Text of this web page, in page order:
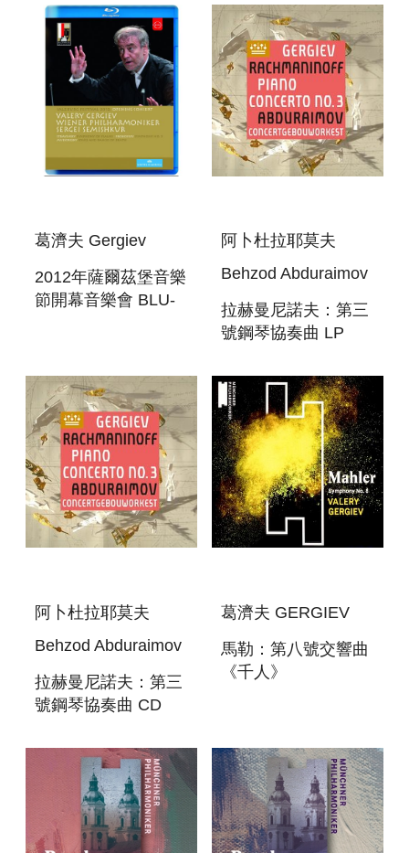
葛濟夫 Gergiev
2012年薩爾茲堡音樂
節開幕音樂會 BLU-
FESTSPIELE 2012 -
BLURAY
阿卜杜拉耶莫夫
Behzod Abduraimov
拉赫曼尼諾夫：第三
號鋼琴協奏曲 LP
CONCERTO NO. 3
LP
阿卜杜拉耶莫夫
Behzod Abduraimov
拉赫曼尼諾夫：第三
號鋼琴協奏曲 CD
CONCERTO NO. 3
葛濟夫 GERGIEV
馬勒：第八號交響曲
《千人》